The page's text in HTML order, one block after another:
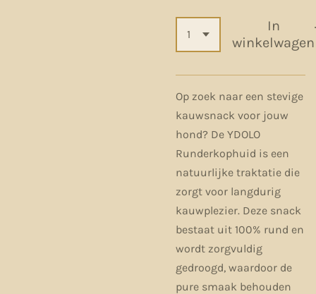
In
winkelwagen
Op zoek naar een stevige
kauwsnack voor jouw
hond? De YDOLO
Runderkophuid is een
natuurlijke traktatie die
zorgt voor langdurig
kauwplezier. Deze snack
bestaat uit 100% rund en
wordt zorgvuldig
gedroogd, waardoor de
pure smaak behouden